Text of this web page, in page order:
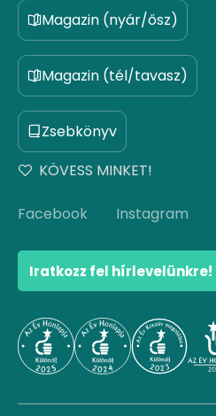
Magazin (nyár/ősz)
Magazin (tél/tavasz)
Zsebkönyv
KÖVESS MINKET!
Facebook Instagram
Iratkozz fel hírlevelünkre!